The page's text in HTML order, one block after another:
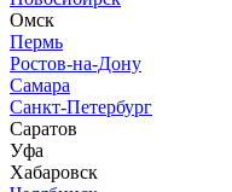
Омск
Пермь
Ростов-на-Дону
Самара
Санкт-Петербург
Саратов
Уфа
Хабаровск